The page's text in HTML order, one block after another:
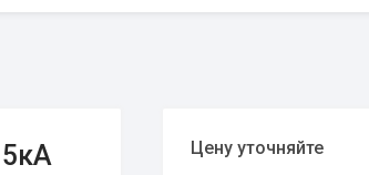
Цену уточняйте